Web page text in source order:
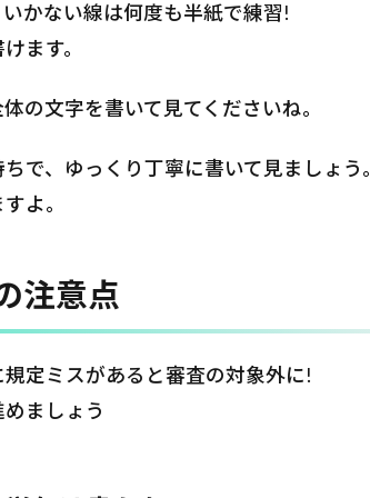
かない線は何度も半紙で練習!
ます。
の文字を書いて見てくださいね。
ちで、ゆっくり丁寧に書いて見ましょう
よ。
注意点
定ミスがあると審査の対象外に!
ましょう